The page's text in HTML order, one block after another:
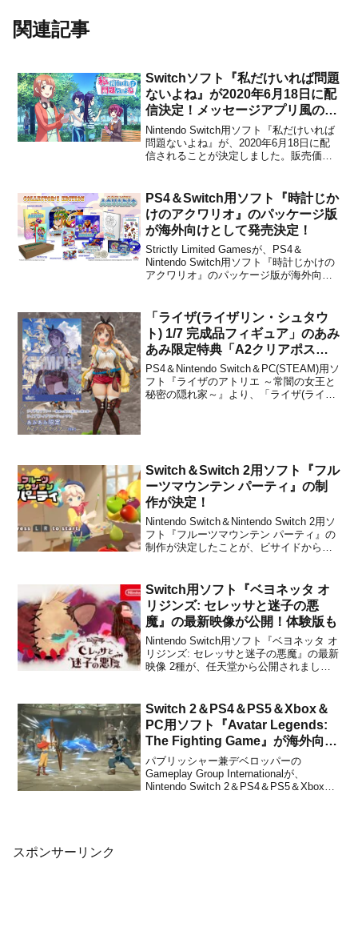
関連記事
Switchソフト『私だけいれば問題
ないよね』が2020年6月18日に配
信決定！メッセージアプリ風の恋
愛シミュレーション
Nintendo Switch用ソフト『私だけいれば
問題ないよね』が、2020年6月18日に配
信されることが決定しました。販売価格
社SEECによって開発されスマートフォ
ン向けとして配信中の、メッセージ...
PS4＆Switch用ソフト『時計じか
けのアクワリオ』のパッケージ版
が海外向けとして発売決定！
Strictly Limited Gamesが、PS4＆
Nintendo Switch用ソフト『時計じかけの
アクワリオ』のパッケージ版が海外向け
あり、各エディションには次のものが含
まれます。■Limited...
「ライザ(ライザリン・シュタウ
ト) 1/7 完成品フィギュア」のあみ
あみ限定特典「A2クリアポスタ
ー」付きの予約が開始！
PS4＆Nintendo Switch＆PC(STEAM)用ソ
フト『ライザのアトリエ ～常闇の女王と
秘密の隠れ家～』より、「ライザ(ライザ
Switch＆Switch 2用ソフト『フル
ーツマウンテン パーティ』の制
作が決定！
Nintendo Switch＆Nintendo Switch 2用ソ
フト『フルーツマウンテン パーティ』の
制作が決定したことが、ビサイドから発
テーマの3D物理パズルゲーム『フルーツ
マウンテン』の最新作で...
Switch用ソフト『ベヨネッタ オ
リジンズ: セレッサと迷子の悪
魔』の最新映像が公開！体験版も
Nintendo Switch用ソフト『ベヨネッタ オ
リジンズ: セレッサと迷子の悪魔』の最新
映像 2種が、任天堂から公開されまし
遊べる体験版も公開になっているので、
興味のある方はこちらのほうもチェック
してみ...
Switch 2＆PS4＆PS5＆Xbox＆
PC用ソフト『Avatar Legends:
The Fighting Game』が海外向け
として2026年夏に発売決定！
パブリッシャー兼デベロッパーの
Gameplay Group Internationalが、
Nintendo Switch 2＆PS4＆PS5＆Xbox
スポンサーリンク